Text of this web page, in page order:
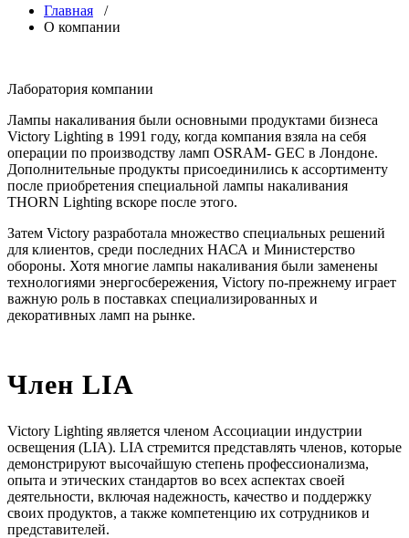
Главная /
О компании
Лаборатория компании
Лампы накаливания были основными продуктами бизнеса
Victory Lighting в 1991 году, когда компания взяла на себя
операции по производству ламп OSRAM- GEC в Лондоне.
Дополнительные продукты присоединились к ассортименту
после приобретения специальной лампы накаливания
THORN Lighting вскоре после этого.
Затем Victory разработала множество специальных решений
для клиентов, среди последних НАСА и Министерство
обороны. Хотя многие лампы накаливания были заменены
технологиями энергосбережения, Victory по-прежнему играет
важную роль в поставках специализированных и
декоративных ламп на рынке.
Член LIA
Victory Lighting является членом Ассоциации индустрии
освещения (LIA). LIA стремится представлять членов, которые
демонстрируют высочайшую степень профессионализма,
опыта и этических стандартов во всех аспектах своей
деятельности, включая надежность, качество и поддержку
своих продуктов, а также компетенцию их сотрудников и
представителей.